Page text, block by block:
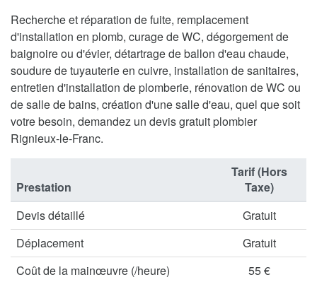
Recherche et réparation de fuite, remplacement
d'installation en plomb, curage de WC, dégorgement de
baignoire ou d'évier, détartrage de ballon d'eau chaude,
soudure de tuyauterie en cuivre, installation de sanitaires,
entretien d'installation de plomberie, rénovation de WC ou
de salle de bains, création d'une salle d'eau, quel que soit
votre besoin, demandez un devis gratuit plombier
Rignieux-le-Franc.
Prestation
Tarif (Hors
Taxe)
Devis détaillé
Gratuit
Déplacement
Gratuit
Coût de la mainœuvre (/heure)
55 €